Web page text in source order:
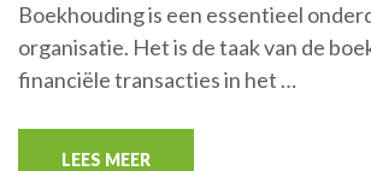
Boekhouding is een essentieel
organisatie. Het is de taak van de
financiële transacties in het …
LEES MEER